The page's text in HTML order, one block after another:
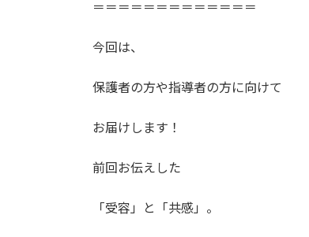
＝＝＝＝＝＝＝＝＝＝＝＝＝
今回は、
保護者の方や指導者の方に向けて
お届けします！
前回お伝えした
「受容」と「共感」。